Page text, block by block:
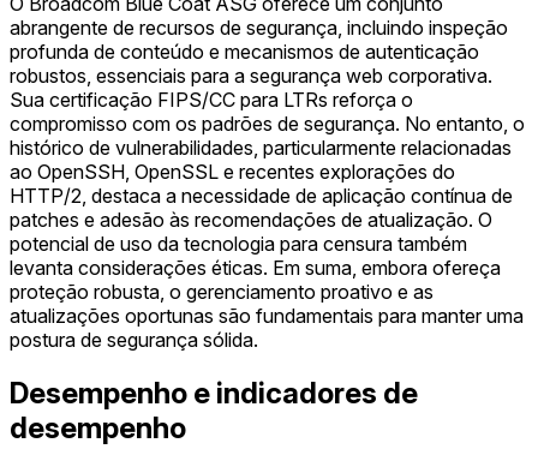
abrangente de recursos de segurança, incluindo inspeção
profunda de conteúdo e mecanismos de autenticação
robustos, essenciais para a segurança web corporativa.
Sua certificação FIPS/CC para LTRs reforça o
compromisso com os padrões de segurança. No entanto, o
histórico de vulnerabilidades, particularmente relacionadas
ao OpenSSH, OpenSSL e recentes explorações do
HTTP/2, destaca a necessidade de aplicação contínua de
patches e adesão às recomendações de atualização. O
potencial de uso da tecnologia para censura também
levanta considerações éticas. Em suma, embora ofereça
proteção robusta, o gerenciamento proativo e as
atualizações oportunas são fundamentais para manter uma
postura de segurança sólida.
Desempenho e indicadores de
desempenho